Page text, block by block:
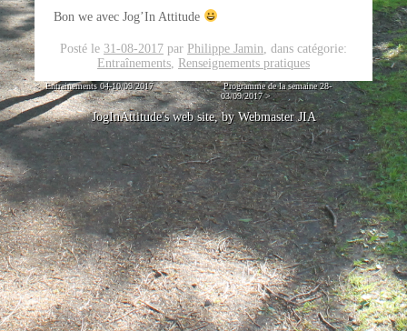
Bon we avec Jog’In Attitude
Posté le 31-08-2017 par Philippe Jamin, dans catégorie:
Entraînements, Renseignements pratiques
<Entrainements 04-10/09/2017
Programme de la semaine 28-
03/09/2017>
JogInAttitude's web site, by Webmaster JIA